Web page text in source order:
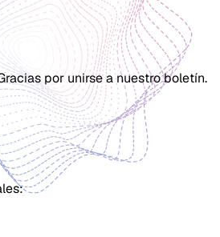
por unirse a nuestro boletín.